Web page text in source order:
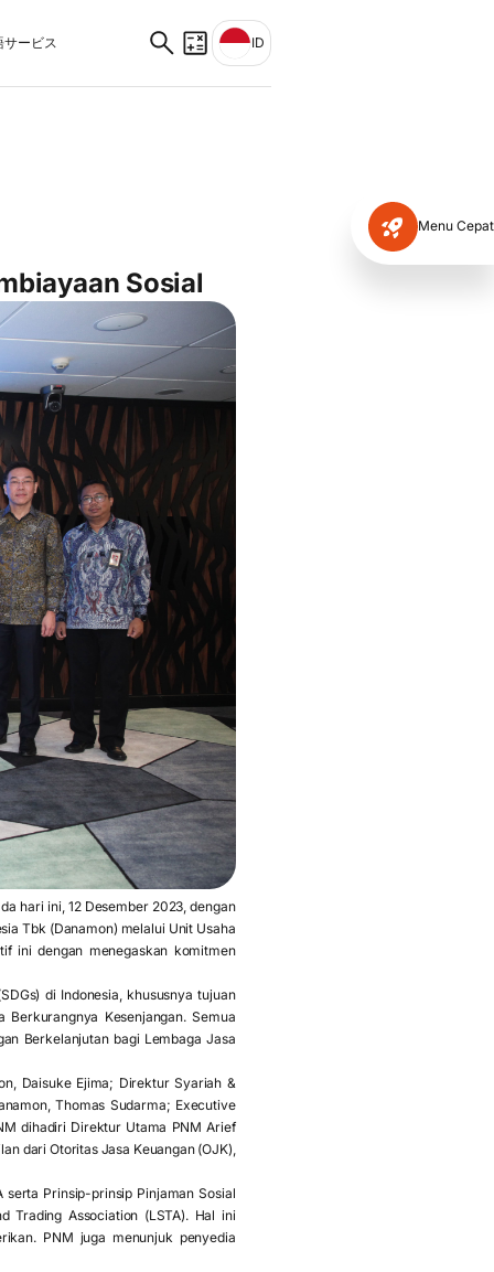
サービス ID
Menu Cepat
Sosial
hari ini, 12 Desember 2023, dengan
Tbk (Danamon) melalui Unit Usaha
ini dengan menegaskan komitmen
di Indonesia, khususnya tujuan
Kesenjangan. Semua
Berkelanjutan bagi Lembaga Jasa
Daisuke Ejima; Direktur Syariah &
Thomas Sudarma; Executive
dihadiri Direktur Utama PNM Arief
dari Otoritas Jasa Keuangan (OJK),
Prinsip-prinsip Pinjaman Sosial
Trading Association (LSTA). Hal ini
PNM juga menunjuk penyedia